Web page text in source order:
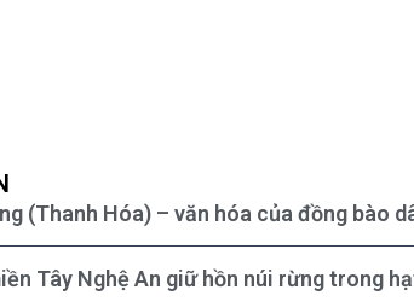
(Thanh Hóa) – văn hóa của đồng bào
Tây Nghệ An giữ hồn núi rừng trong